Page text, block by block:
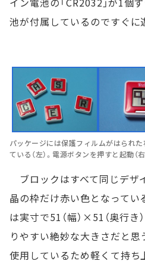
池が付属しているのですぐに
パッケージには保護フィルムがはられた
ている（左）。電源ボタンを押すと起動（右
ブロックはすべて同じデザ
晶の枠だけ赤い色となってい
は実寸で51（幅）×51（奥行き
りやすい絶妙な大きさだと思
使用しているため軽くて持ち